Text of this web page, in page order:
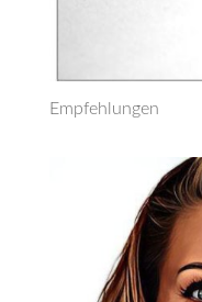
Empfehlungen